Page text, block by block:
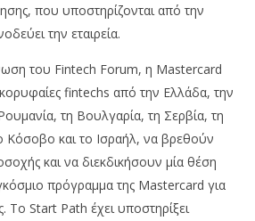
που υποστηρίζονται από την
την εταιρεία.
του Fintech Forum, η Mastercard
κορυφαίες fintechs από την Ελλάδα, την
τη Βουλγαρία, τη Σερβία, τη
Κόσοβο και το Ισραήλ, να βρεθούν
και να διεκδικήσουν μία θέση
πρόγραμμα της Mastercard για
Το Start Path έχει υποστηρίξει